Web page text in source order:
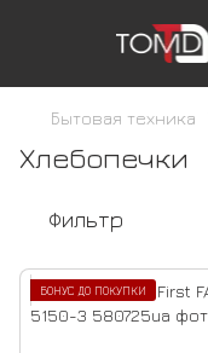
Бытовая техника
Хлебопечки
Фильтр
БОНУС ДО ПОКУПКИ